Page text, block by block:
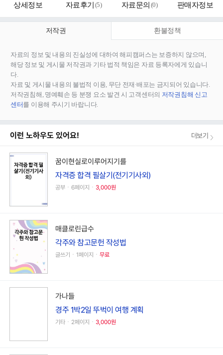
상세정보 자료후기 (5) 자료문의 (0) 판매자정보
저작권 환불정책
자료의 정보 및 내용의 진실성에 대하여 해피캠퍼스는 보증하지 않으며,
해당 정보 및 게시물 저작권과 기타 법적 책임은 자료 등록자에게 있습니
다.
자료 및 게시물 내용의 불법적 이용, 무단 전재∙배포는 금지되어 있습니다.
저작권침해, 명예훼손 등 분쟁 요소 발견 시 고객센터의 저작권침해 신고
센터를 이용해 주시기 바랍니다.
이런 노하우도 있어요! 더보기
꿈이현실로이루어지기를
자격증 합격 필살기(전기기사외)
공부ㆍ6페이지ㆍ 3,000원
매클로린급수
각주와 참고문헌 작성법
글쓰기ㆍ1페이지ㆍ 무료
가나들
경주 1박2일 뚜벅이 여행 계획
기타ㆍ2페이지ㆍ 3,000원